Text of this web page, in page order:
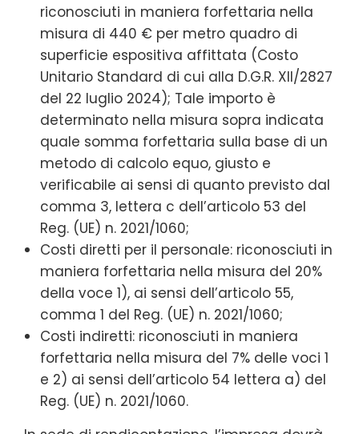
riconosciuti in maniera forfettaria nella
misura di 440 € per metro quadro di
superficie espositiva affittata (Costo
Unitario Standard di cui alla D.G.R. XII/2827
del 22 luglio 2024); Tale importo è
determinato nella misura sopra indicata
quale somma forfettaria sulla base di un
metodo di calcolo equo, giusto e
verificabile ai sensi di quanto previsto dal
comma 3, lettera c dell’articolo 53 del
Reg. (UE) n. 2021/1060;
Costi diretti per il personale: riconosciuti in
maniera forfettaria nella misura del 20%
della voce 1), ai sensi dell’articolo 55,
comma 1 del Reg. (UE) n. 2021/1060;
Costi indiretti: riconosciuti in maniera
forfettaria nella misura del 7% delle voci 1
e 2) ai sensi dell’articolo 54 lettera a) del
Reg. (UE) n. 2021/1060.